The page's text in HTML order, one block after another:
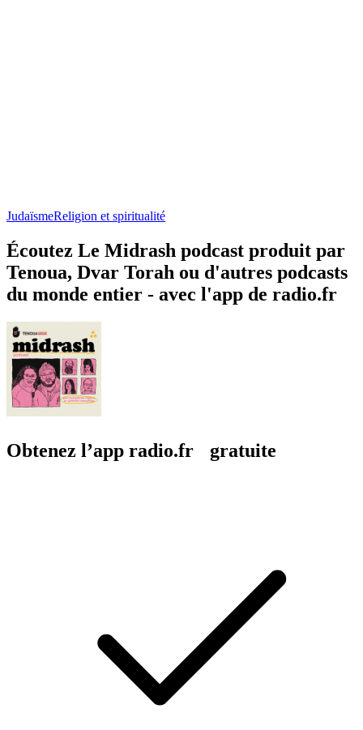
JudaïsmeReligion et spiritualité
Écoutez Le Midrash podcast produit par
Tenoua, Dvar Torah ou d'autres podcasts
du monde entier - avec l'app de radio.fr
Obtenez l’app radio.fr gratuite